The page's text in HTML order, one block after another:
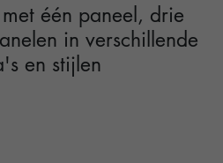
één paneel, drie
in verschillende
en stijlen